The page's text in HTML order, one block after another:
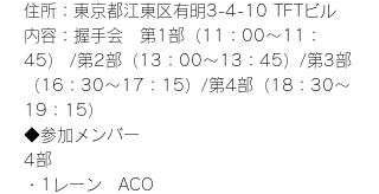
住所：東京都江東区有明3-4-10 TFTビル
内容：握手会　第1部（11：00～11：
45） /第2部（13：00～13：45）/第3部
（16：30～17：15）/第4部（18：30～
19：15）
◆参加メンバー
4部
・1レーン　ACO